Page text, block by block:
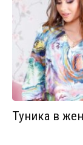
Туника в